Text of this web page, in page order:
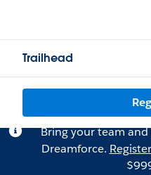
Trailhead
Bring your team
Dreamforce. Register